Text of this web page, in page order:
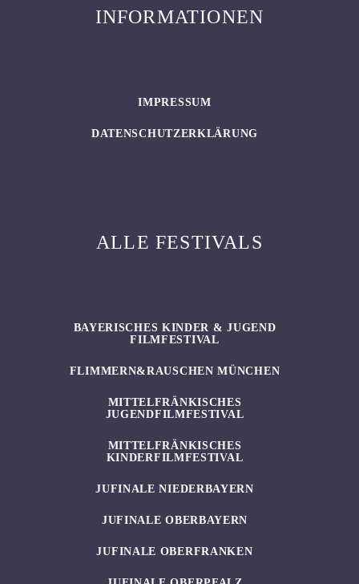
INFORMATIONEN
IMPRESSUM
DATENSCHUTZERKLÄRUNG
ALLE FESTIVALS
BAYERISCHES KINDER & JUGEND
FILMFESTIVAL
FLIMMERN&RAUSCHEN MÜNCHEN
MITTELFRÄNKISCHES
JUGENDFILMFESTIVAL
MITTELFRÄNKISCHES
KINDERFILMFESTIVAL
JUFINALE NIEDERBAYERN
JUFINALE OBERBAYERN
JUFINALE OBERFRANKEN